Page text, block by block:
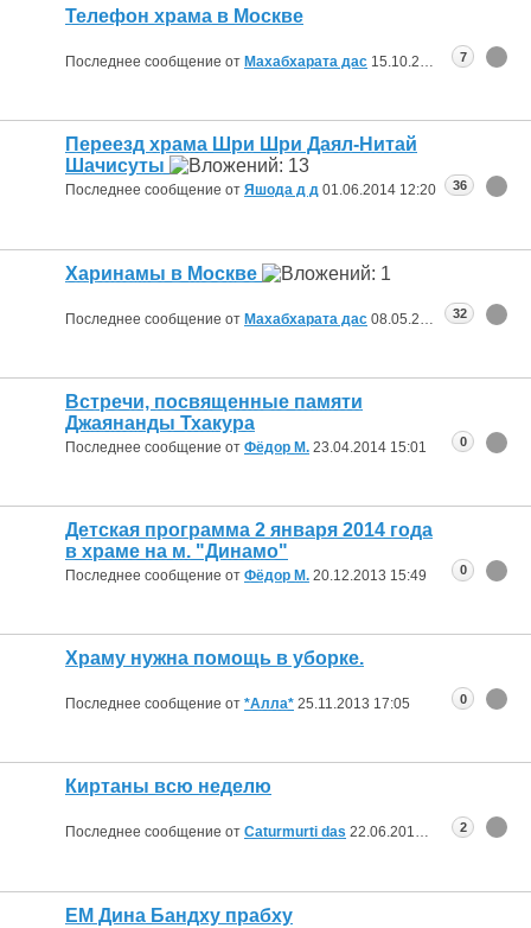
Телефон храма в Москве
Последнее сообщение от Махабхарата дас 15.10.2014 02:10
7
Переезд храма Шри Шри Даял-Нитай
Шачисуты
Последнее сообщение от Яшода д д 01.06.2014 12:20 36
Харинамы в Москве
Последнее сообщение от Махабхарата дас 08.05.2014 19:23
32
Встречи, посвященные памяти
Джаянанды Тхакура
Последнее сообщение от Фёдор М. 23.04.2014 15:01 0
Детская программа 2 января 2014 года
в храме на м. "Динамо"
Последнее сообщение от Фёдор М. 20.12.2013 15:49 0
Храму нужна помощь в уборке.
Последнее сообщение от *Алла* 25.11.2013 17:05 0
Киртаны всю неделю
Последнее сообщение от Caturmurti das 22.06.2013 11:252
ЕМ Дина Бандху прабху